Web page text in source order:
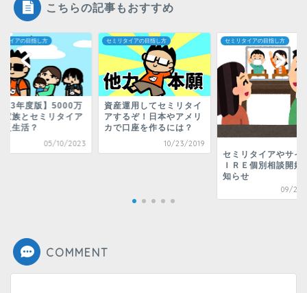
こちらの記事もおすすめ
タイアの目指し方
年度版】5000万
家族とセミリタイア
乏生活？
05/10/2023
セミリタイアの目指し方
資産運用してセミリタイ
アするぞ！日本やアメリ
カで口座を作るには？
10/23/2019
セミリタイアの目指し方
セミリタイアやサイ
ＩＲＥ個別相談開始
知らせ
09/23/
COMMENT